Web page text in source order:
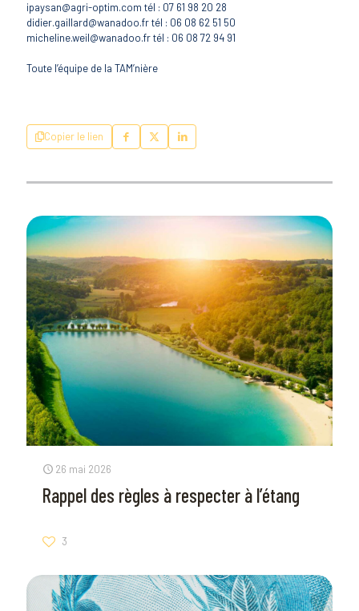
ipaysan@agri-optim.com tél : 07 61 98 20 28
didier.gaillard@wanadoo.fr tél : 06 08 62 51 50
micheline.weil@wanadoo.fr tél : 06 08 72 94 91
Toute l’équipe de la TAM’nière
Copier le lien
26 mai 2026
Rappel des règles à respecter à l’étang
3